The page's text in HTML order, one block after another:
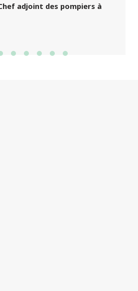
adjoint des pompiers à